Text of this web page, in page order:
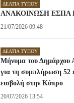
ΔΕΛΤΊΑ ΤΎΠΟΥ
ΑΝΑΚΟΙΝΩΣΗ ΕΣΠΑ
21/07/2026 09:48
ΔΕΛΤΊΑ ΤΎΠΟΥ
Μήνυμα του Δημάρχου
για τη συμπλήρωση 52
εισβολή στην Κύπρο
20/07/2026 13:54